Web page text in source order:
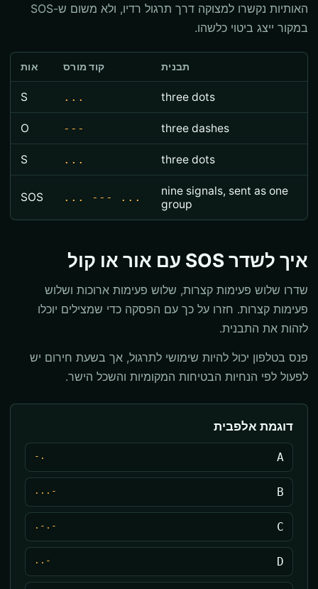
האותיות נקשרו למצוקה דרך תרגול רדיו, ולא משום ש-SOS
במקור ייצג ביטוי כלשהו.
אות קוד מורס תבנית
S ... three dots
O --- three dashes
S ... three dots
SOS ... --- ...
nine signals, sent as one
group
איך לשדר SOS עם אור או קול
שדרו שלוש פעימות קצרות, שלוש פעימות ארוכות ושלוש
פעימות קצרות. חזרו על כך עם הפסקה כדי שמצילים יוכלו
לזהות את התבנית.
פנס בטלפון יכול להיות שימושי לתרגול, אך בשעת חירום יש
לפעול לפי הנחיות הבטיחות המקומיות והשכל הישר.
דוגמת אלפבית
A
.-
B
-...
C
-.-.
D
-..